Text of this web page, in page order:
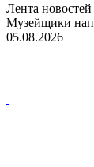
Лента новостей
Музейщики
05.08.2026